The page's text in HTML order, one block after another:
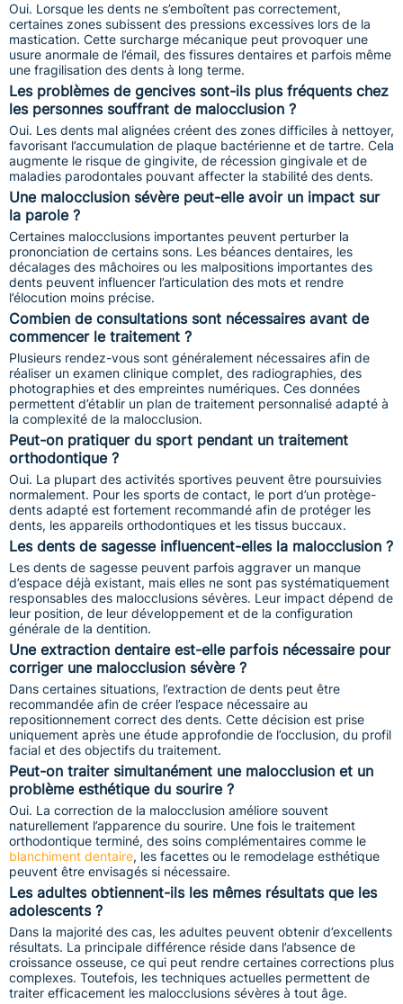
Oui. Lorsque les dents ne s’emboîtent pas correctement,
certaines zones subissent des pressions excessives lors de la
mastication. Cette surcharge mécanique peut provoquer une
usure anormale de l’émail, des fissures dentaires et parfois même
une fragilisation des dents à long terme.
Les problèmes de gencives sont-ils plus fréquents chez
les personnes souffrant de malocclusion ?
Oui. Les dents mal alignées créent des zones difficiles à nettoyer,
favorisant l’accumulation de plaque bactérienne et de tartre. Cela
augmente le risque de gingivite, de récession gingivale et de
maladies parodontales pouvant affecter la stabilité des dents.
Une malocclusion sévère peut-elle avoir un impact sur
la parole ?
Certaines malocclusions importantes peuvent perturber la
prononciation de certains sons. Les béances dentaires, les
décalages des mâchoires ou les malpositions importantes des
dents peuvent influencer l’articulation des mots et rendre
l’élocution moins précise.
Combien de consultations sont nécessaires avant de
commencer le traitement ?
Plusieurs rendez-vous sont généralement nécessaires afin de
réaliser un examen clinique complet, des radiographies, des
photographies et des empreintes numériques. Ces données
permettent d’établir un plan de traitement personnalisé adapté à
la complexité de la malocclusion.
Peut-on pratiquer du sport pendant un traitement
orthodontique ?
Oui. La plupart des activités sportives peuvent être poursuivies
normalement. Pour les sports de contact, le port d’un protège-
dents adapté est fortement recommandé afin de protéger les
dents, les appareils orthodontiques et les tissus buccaux.
Les dents de sagesse influencent-elles la malocclusion ?
Les dents de sagesse peuvent parfois aggraver un manque
d’espace déjà existant, mais elles ne sont pas systématiquement
responsables des malocclusions sévères. Leur impact dépend de
leur position, de leur développement et de la configuration
générale de la dentition.
Une extraction dentaire est-elle parfois nécessaire pour
corriger une malocclusion sévère ?
Dans certaines situations, l’extraction de dents peut être
recommandée afin de créer l’espace nécessaire au
repositionnement correct des dents. Cette décision est prise
uniquement après une étude approfondie de l’occlusion, du profil
facial et des objectifs du traitement.
Peut-on traiter simultanément une malocclusion et un
problème esthétique du sourire ?
Oui. La correction de la malocclusion améliore souvent
naturellement l’apparence du sourire. Une fois le traitement
orthodontique terminé, des soins complémentaires comme le
blanchiment dentaire, les facettes ou le remodelage esthétique
peuvent être envisagés si nécessaire.
Les adultes obtiennent-ils les mêmes résultats que les
adolescents ?
Dans la majorité des cas, les adultes peuvent obtenir d’excellents
résultats. La principale différence réside dans l’absence de
croissance osseuse, ce qui peut rendre certaines corrections plus
complexes. Toutefois, les techniques actuelles permettent de
traiter efficacement les malocclusions sévères à tout âge.